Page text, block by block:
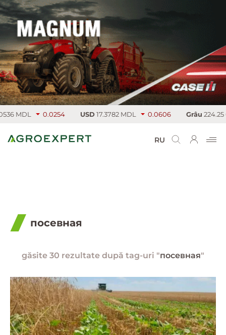
0.0254 USD 17.3782 MDL 0.0606 Grâu 224.25 €/т
RU
посевная
găsite 30 rezultate după tag-uri "посевная"